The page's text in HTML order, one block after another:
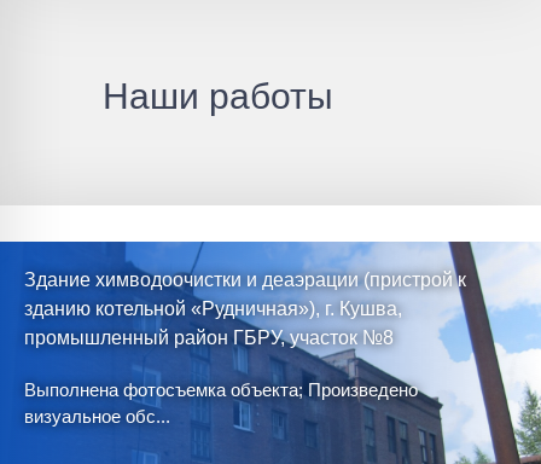
Наши работы
Здание химводоочистки и деаэрации (пристрой к
зданию котельной «Рудничная»), г. Кушва,
промышленный район ГБРУ, участок №8
Выполнена фотосъемка объекта; Произведено
визуальное обс...